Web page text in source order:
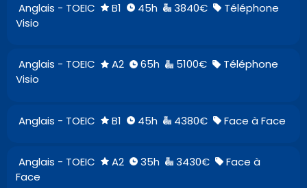
Anglais - TOEIC B1 45h 3840€
Téléphone
Visio
Anglais - TOEIC A2 65h 5100€
Téléphone
Visio
Anglais - TOEIC B1 45h 4380€ Face à Face
Anglais - TOEIC A2 35h 3430€
Face à
Face